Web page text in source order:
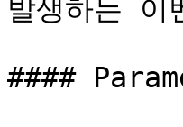
발생하는 이
####